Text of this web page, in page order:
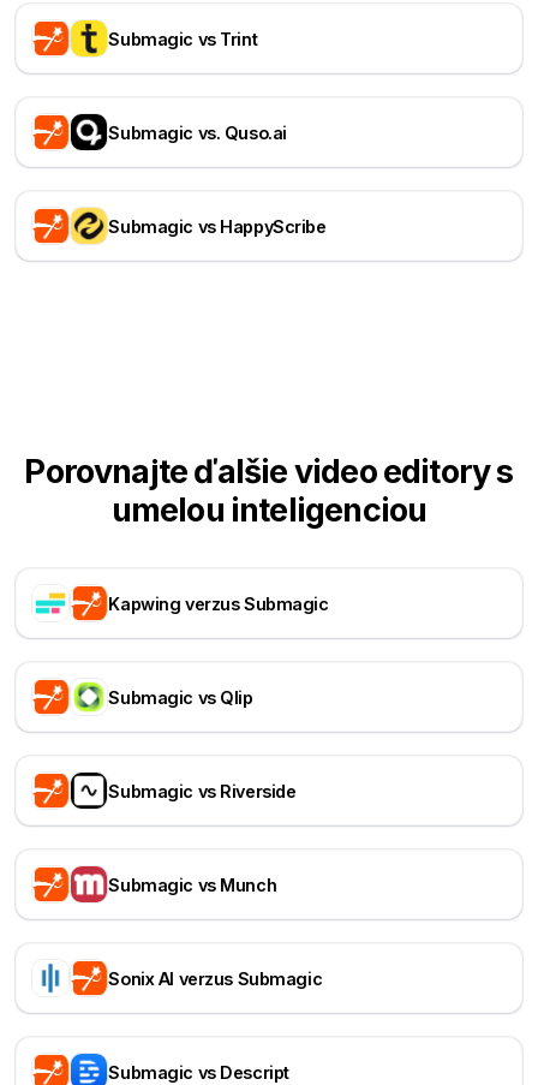
Submagic vs Trint
Submagic vs. Quso.ai
Submagic vs HappyScribe
Porovnajte ďalšie video editory s
umelou inteligenciou
Kapwing verzus Submagic
Submagic vs Qlip
Submagic vs Riverside
Submagic vs Munch
Sonix AI verzus Submagic
Submagic vs Descript